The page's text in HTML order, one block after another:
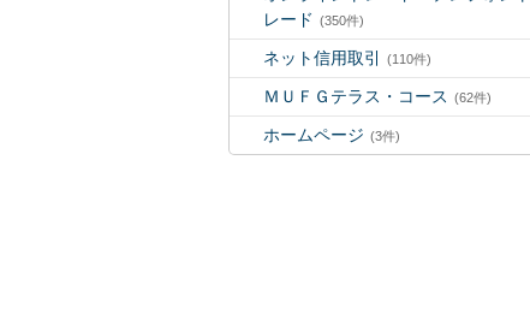
レード (350件)
ネット信用取引 (110件)
ＭＵＦＧテラス・コース (62件)
ホームページ (3件)